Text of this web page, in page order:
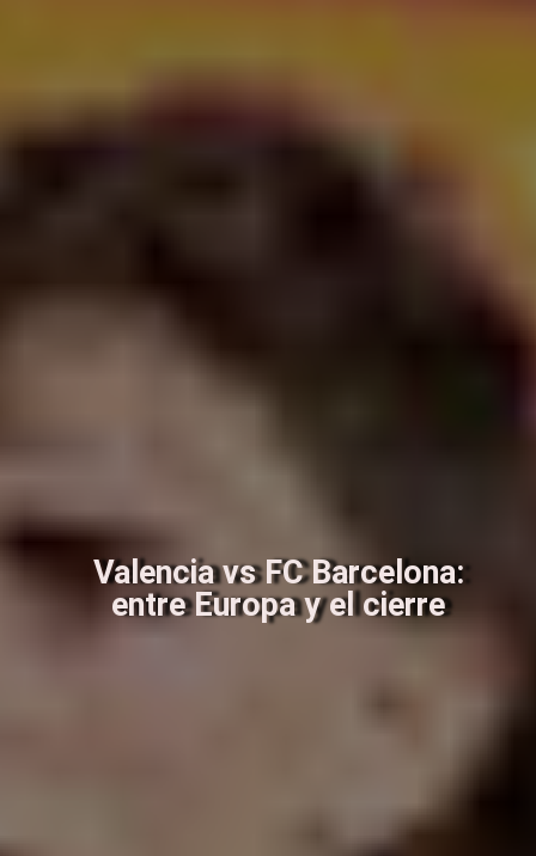
Valencia vs FC Barcelona:
entre Europa y el cierre